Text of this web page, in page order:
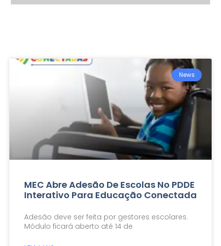
News
MEC Abre Adesão De Escolas No PDDE
Interativo Para Educação Conectada
Adesão deve ser feita por gestores escolares.
Módulo ficará aberto até 14 de